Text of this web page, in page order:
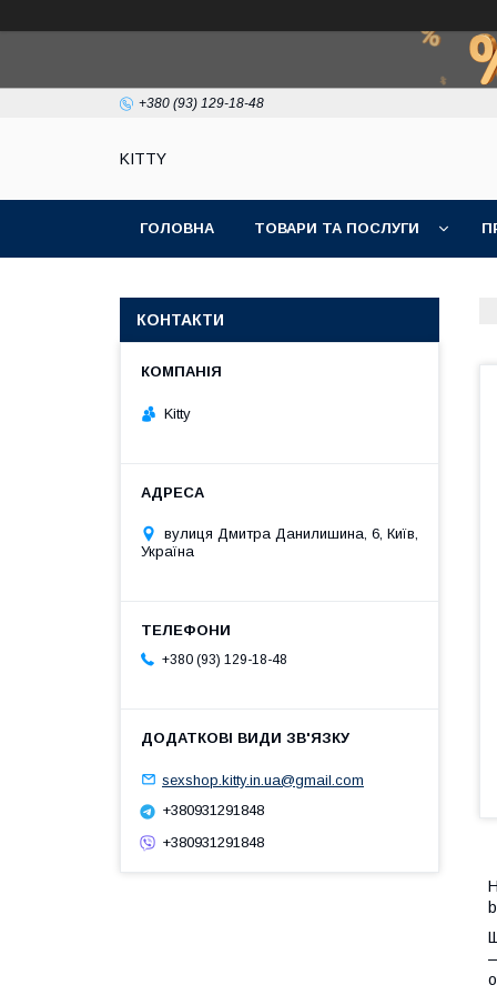
+380 (93) 129-18-48
KITTY
ГОЛОВНА ТОВАРИ ТА ПОСЛУГИ
КОНТАКТИ
Kitty
вулиця Дмитра Данилишина, 6, Київ,
Україна
+380 (93) 129-18-48
sexshop.kitty.in.ua@gmail.com
+380931291848
+380931291848